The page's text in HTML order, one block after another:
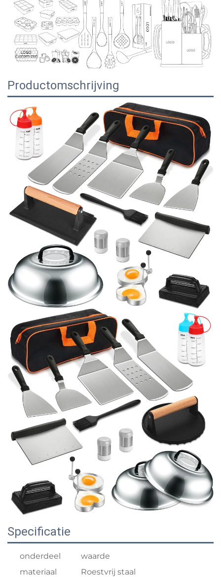
Productomschrijving
Specificatie
onderdeel
waarde
materiaal
Roestvrij staal